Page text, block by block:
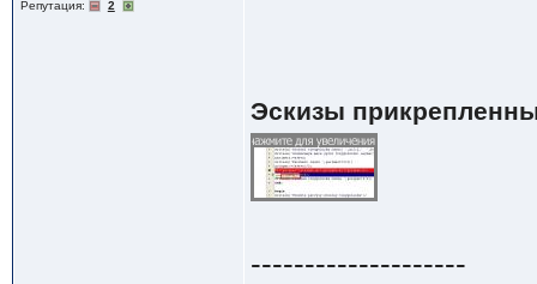
Репутация: 2
Эскизы
--------------------